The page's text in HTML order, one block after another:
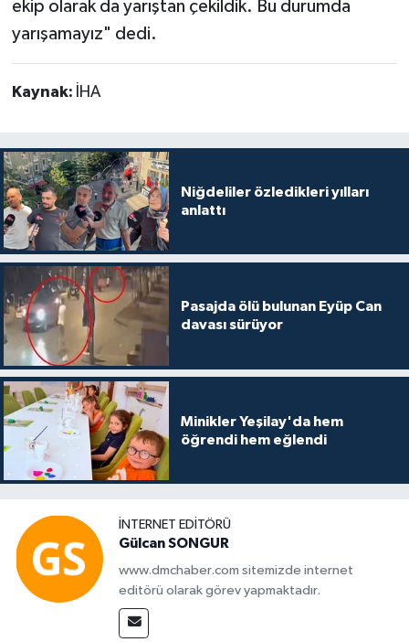
ekip olarak da yarıştan çekildik. Bu durumda
yarışamayız" dedi.
Kaynak: İHA
Niğdeliler özledikleri yılları
anlattı
Pasajda ölü bulunan Eyüp Can
davası sürüyor
Minikler Yeşilay'da hem
öğrendi hem eğlendi
İNTERNET EDITÖRÜ
Gülcan SONGUR
www.dmchaber.com sitemizde internet
editörü olarak görev yapmaktadır.